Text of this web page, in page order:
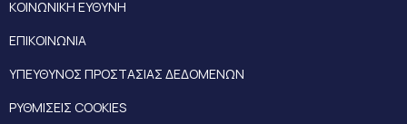
ΚΟΙΝΩΝΙΚΗ ΕΥΘΥΝΗ
ΕΠΙΚΟΙΝΩΝΙΑ
ΥΠΕΥΘΥΝΟΣ ΠΡΟΣΤΑΣΙΑΣ ΔΕΔΟΜΕΝΩΝ
ΡΥΘΜΙΣΕΙΣ COOKIES